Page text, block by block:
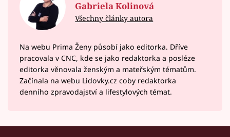
Gabriela Kolinová
Všechny články autora
Na webu Prima Ženy působí jako editorka. Dříve
pracovala v CNC, kde se jako redaktorka a posléze
editorka věnovala ženským a mateřským tématům.
Začínala na webu Lidovky.cz coby redaktorka
denního zpravodajství a lifestylových témat.